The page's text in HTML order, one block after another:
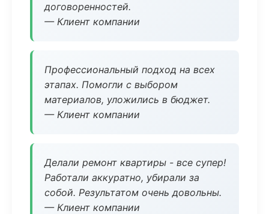
договоренностей.
— Клиент компании
Профессиональный подход на всех
этапах. Помогли с выбором
материалов, уложились в бюджет.
— Клиент компании
Делали ремонт квартиры - все супер!
Работали аккуратно, убирали за
собой. Результатом очень довольны.
— Клиент компании